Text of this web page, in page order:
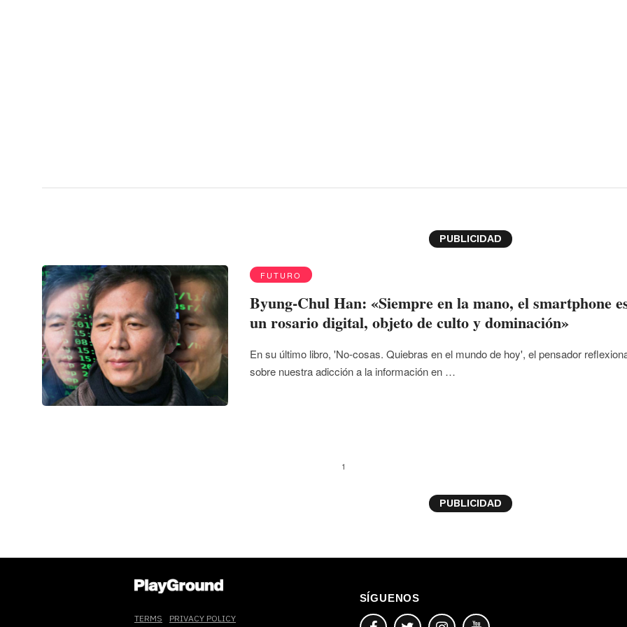
PUBLICIDAD
FUTURO
Byung-Chul Han: «Siempre en la mano, el smartphone
un rosario digital, objeto de culto y dominación»
En su último libro, 'No-cosas. Quiebras en el mundo de hoy', el pensador
sobre nuestra adicción a la información en …
1
PUBLICIDAD
TERMS PRIVACY POLICY
SÍGUENOS